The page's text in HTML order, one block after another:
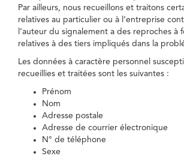
Par ailleurs, nous recueillons et traitons
relatives au particulier ou à l’entreprise
l’auteur du signalement a des reproches à
relatives à des tiers impliqués dans la
Les données à caractère personnel
recueillies et traitées sont les suivantes :
Prénom
Nom
Adresse postale
Adresse de courrier électronique
N° de téléphone
Sexe